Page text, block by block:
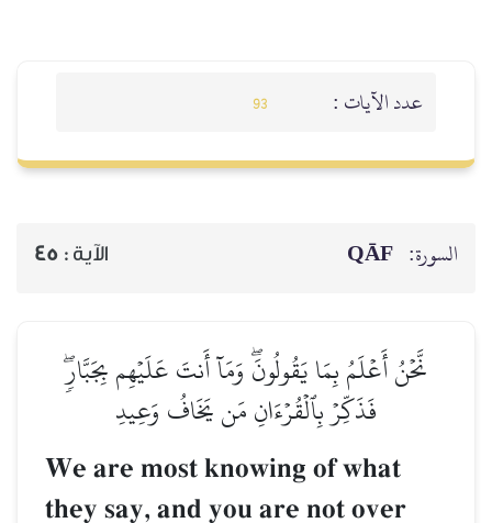
عدد الآيات : 93
السورة: QĀF الآية : 45
نَّحۡنُ أَعۡلَمُ بِمَا يَقُولُونَۖ وَمَآ أَنتَ عَلَيۡهِم بِجَبَّارٖۖ
فَذَكِّرۡ بِٱلۡقُرۡءَانِ مَن يَخَافُ وَعِيدِ
We are most knowing of what
they say, and you are not over